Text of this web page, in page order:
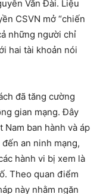
Văn Đài. Liệu
CSVN mở “chiến
những người chỉ
hai tài khoản nói
đã tăng cường
gian mạng. Đây
ban hành và áp
an ninh mạng,
hành vi bị xem là
Theo quan điểm
này nhằm ngăn